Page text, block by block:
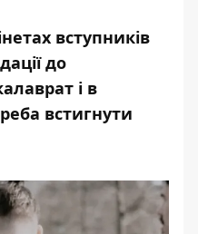
вступників
до
і в
встигнути